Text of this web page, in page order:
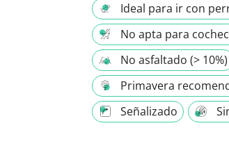
Ideal para ir con
No apta para
No asfaltado (> 10%)
Primavera
Señalizado